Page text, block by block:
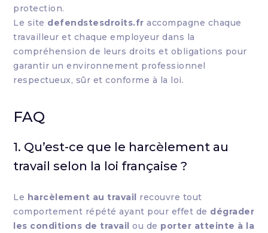
protection.
Le site defendstesdroits.fr accompagne chaque
travailleur et chaque employeur dans la
compréhension de leurs droits et obligations pour
garantir un environnement professionnel
respectueux, sûr et conforme à la loi.
FAQ
1. Qu’est-ce que le harcèlement au
travail selon la loi française ?
Le harcèlement au travail recouvre tout
comportement répété ayant pour effet de dégrader
les conditions de travail ou de porter atteinte à la